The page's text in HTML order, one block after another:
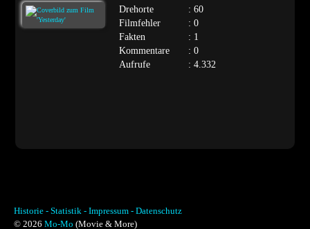
Drehorte
: 60
Filmfehler
: 0
Fakten
: 1
Kommentare
: 0
Aufrufe
: 4.332
Historie - Statistik - Impressum - Datenschutz
© 2026 Mo-Mo (Movie & More)